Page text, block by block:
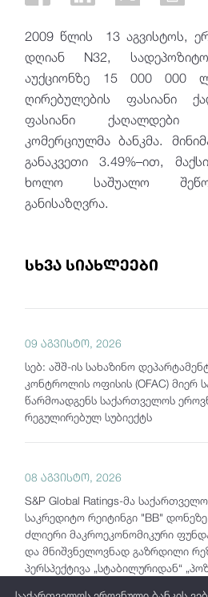
2009 წლის 13 აგვისტოს,
დღიან N32,
აუქციონზე 15 000 000
ღირებულების ფასიანი
ფასიანი ქაღალდები
კომერციულმა ბანკმა.
განაკვეთი 3.49%–ით,
ხოლო საშუალო
განისაზღვრა.
სხვა სიახლეები
09 აგვისტო, 2026
სებ: აშშ-ის სახაზინო
კონტროლის ოფისის (OFAC) მიერ
წარმოადგენს საქართველოს
რეგულირებულ სუბიექტს
08 აგვისტო, 2026
S&P Global Ratings-მა
საკრედიტო რეიტინგი "BB"
ძლიერი მაკროეკონომიკური
და მნიშვნელოვნად გაზრდილი
პერსპექტივა „სტაბილურიდან“